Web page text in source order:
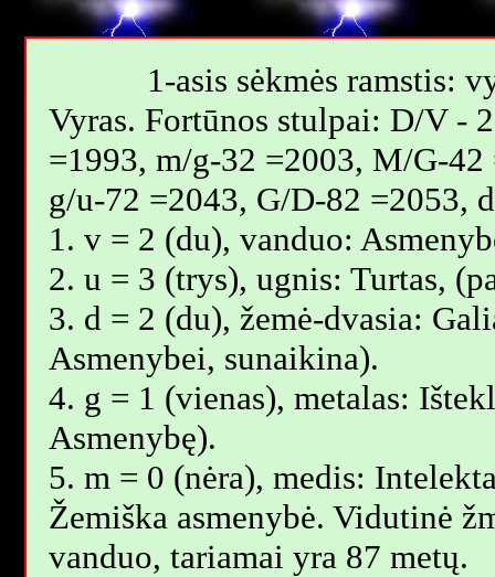
1-asis sėkmės ramstis:
Vyras. Fortūnos stulpai: D/V -
=1993, m/g-32 =2003, M/G-
g/u-72 =2043, G/D-82 =2053,
1. v = 2 (du), vanduo:
2. u = 3 (trys), ugnis: Turtas,
3. d = 2 (du), žemė-dvasia:
Asmenybei, sunaikina).
4. g = 1 (vienas), metalas:
Asmenybę).
5. m = 0 (nėra), medis:
Žemiška asmenybė. Vidutinė
vanduo, tariamai yra 87 metų.